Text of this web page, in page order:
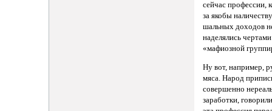
сейчас профессии,
за якобы
шальных доходов
наделялись
«мафиозной
Ну вот, например,
мяса. Народ
совершенно
заработки,